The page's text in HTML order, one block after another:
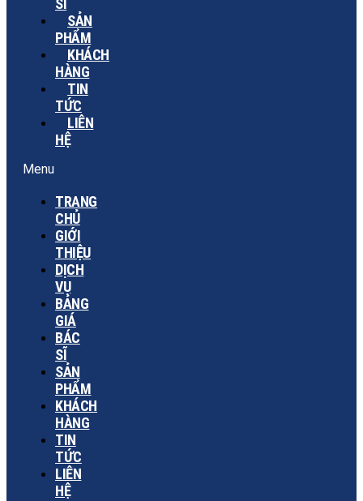
SĨ
SẢN
PHẨM
KHÁCH
HÀNG
TIN
TỨC
LIÊN
HỆ
Menu
TRANG
CHỦ
GIỚI
THIỆU
DỊCH
VỤ
BẢNG
GIÁ
BÁC
SĨ
SẢN
PHẨM
KHÁCH
HÀNG
TIN
TỨC
LIÊN
HỆ